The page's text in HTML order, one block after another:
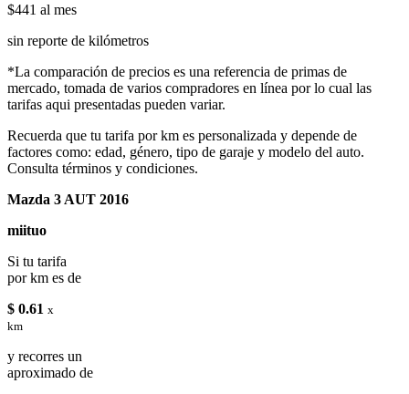
$441 al mes
sin reporte de kilómetros
*La comparación de precios es una referencia de primas de
mercado, tomada de varios compradores en línea por lo cual las
tarifas aqui presentadas pueden variar.
Recuerda que tu tarifa por km es personalizada y depende de
factores como: edad, género, tipo de garaje y modelo del auto.
Consulta términos y condiciones.
Mazda 3 AUT 2016
miituo
Si tu tarifa
por km es de
$ 0.61 x
km
y recorres un
aproximado de